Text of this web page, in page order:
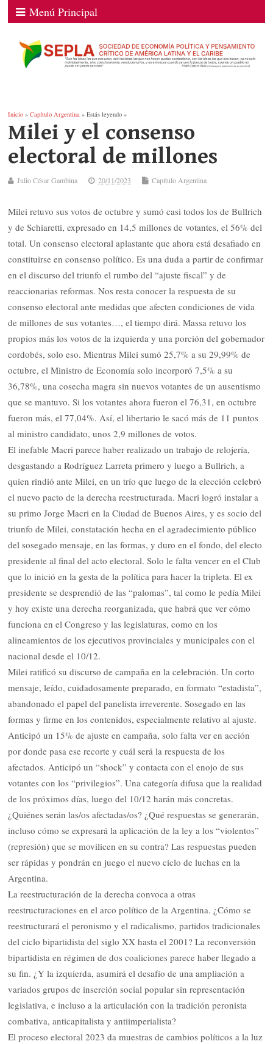
Menú Principal
Inicio »Capítulo Argentina » Estás leyendo »
Milei y el consenso
electoral de millones
Julio César Gambina 20/11/2023 Capítulo Argentina
Milei retuvo sus votos de octubre y sumó casi todos los de Bullrich
y de Schiaretti, expresado en 14,5 millones de votantes, el 56% del
total. Un consenso electoral aplastante que ahora está desafiado en
constituirse en consenso político. Es una duda a partir de confirmar
en el discurso del triunfo el rumbo del “ajuste fiscal” y de
reaccionarias reformas. Nos resta conocer la respuesta de su
consenso electoral ante medidas que afecten condiciones de vida
de millones de sus votantes…, el tiempo dirá. Massa retuvo los
propios más los votos de la izquierda y una porción del gobernador
cordobés, solo eso. Mientras Milei sumó 25,7% a su 29,99% de
octubre, el Ministro de Economía solo incorporó 7,5% a su
36,78%, una cosecha magra sin nuevos votantes de un ausentismo
que se mantuvo. Si los votantes ahora fueron el 76,31, en octubre
fueron más, el 77,04%. Así, el libertario le sacó más de 11 puntos
al ministro candidato, unos 2,9 millones de votos.
El inefable Macri parece haber realizado un trabajo de relojería,
desgastando a Rodríguez Larreta primero y luego a Bullrich, a
quien rindió ante Milei, en un trío que luego de la elección celebró
el nuevo pacto de la derecha reestructurada. Macri logró instalar a
su primo Jorge Macri en la Ciudad de Buenos Aires, y es socio del
triunfo de Milei, constatación hecha en el agradecimiento público
del sosegado mensaje, en las formas, y duro en el fondo, del electo
presidente al final del acto electoral. Solo le falta vencer en el Club
que lo inició en la gesta de la política para hacer la tripleta. El ex
presidente se desprendió de las “palomas”, tal como le pedía Milei
y hoy existe una derecha reorganizada, que habrá que ver cómo
funciona en el Congreso y las legislaturas, como en los
alineamientos de los ejecutivos provinciales y municipales con el
nacional desde el 10/12.
Milei ratificó su discurso de campaña en la celebración. Un corto
mensaje, leído, cuidadosamente preparado, en formato “estadista”,
abandonado el papel del panelista irreverente. Sosegado en las
formas y firme en los contenidos, especialmente relativo al ajuste.
Anticipó un 15% de ajuste en campaña, solo falta ver en acción
por donde pasa ese recorte y cuál será la respuesta de los
afectados. Anticipó un “shock” y contacta con el enojo de sus
votantes con los “privilegios”. Una categoría difusa que la realidad
de los próximos días, luego del 10/12 harán más concretas.
¿Quiénes serán las/os afectadas/os? ¿Qué respuestas se generarán,
incluso cómo se expresará la aplicación de la ley a los “violentos”
(represión) que se movilicen en su contra? Las respuestas pueden
ser rápidas y pondrán en juego el nuevo ciclo de luchas en la
Argentina.
La reestructuración de la derecha convoca a otras
reestructuraciones en el arco político de la Argentina. ¿Cómo se
reestructurará el peronismo y el radicalismo, partidos tradicionales
del ciclo bipartidista del siglo XX hasta el 2001? La reconversión
bipartidista en régimen de dos coaliciones parece haber llegado a
su fin. ¿Y la izquierda, asumirá el desafío de una ampliación a
variados grupos de inserción social popular sin representación
legislativa, e incluso a la articulación con la tradición peronista
combativa, anticapitalista y antiimperialista?
El proceso electoral 2023 da muestras de cambios políticos a la luz